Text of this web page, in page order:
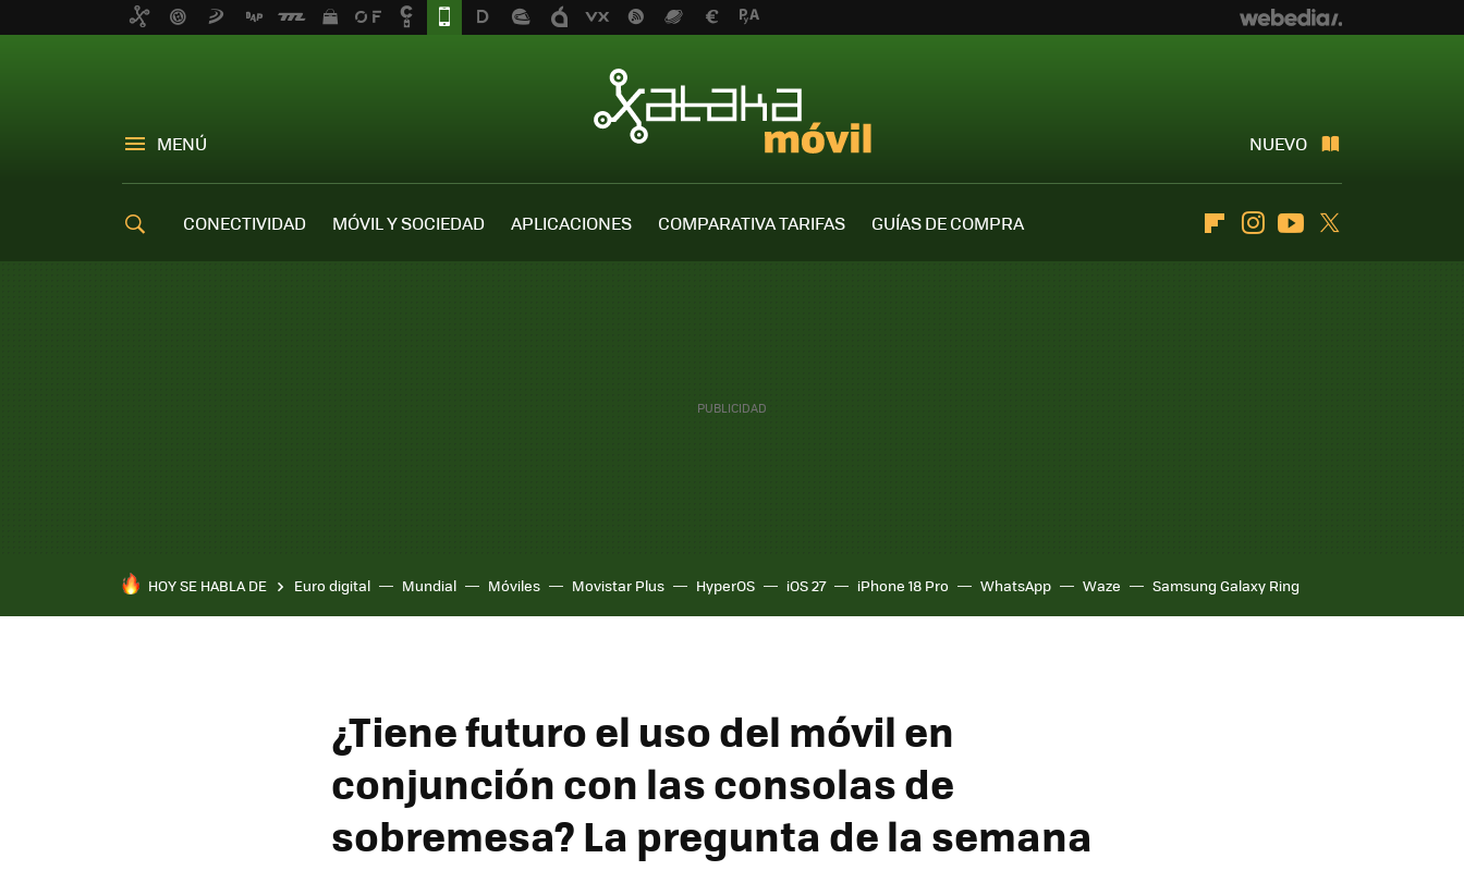
MENÚ NUEVO
CONECTIVIDAD MÓVIL Y SOCIEDAD APLICACIONES COMPARATIVA TARIFAS
GUÍAS DE COMPRA
FlipboardInstagramYoutube
HOY SE HABLA DE Euro digital Mundial Móviles Movistar Plus HyperOS iOS 27 iPhone 18 Pro WhatsApp Waze Samsung Galaxy Ring
¿Tiene futuro el uso del móvil en
conjunción con las consolas de
sobremesa? La pregunta de la semana